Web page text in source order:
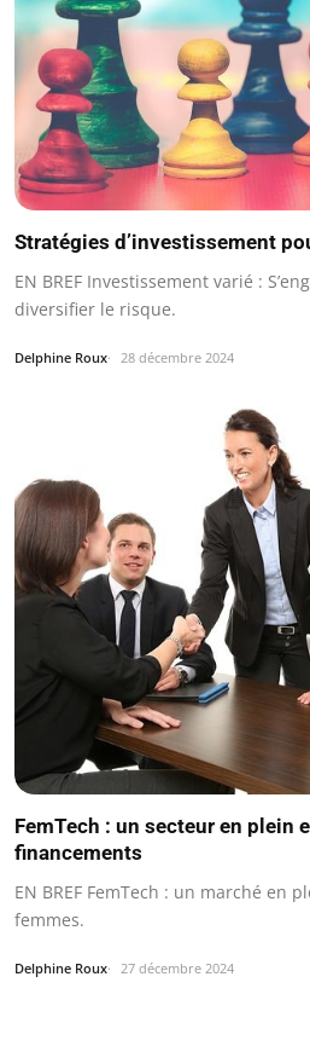
Stratégies d’investissement
EN BREF Investissement varié :
diversifier le risque.
Delphine Roux 28 décembre 2024
FemTech : un secteur en plein
financements
EN BREF FemTech : un marché en
femmes.
Delphine Roux 27 décembre 2024